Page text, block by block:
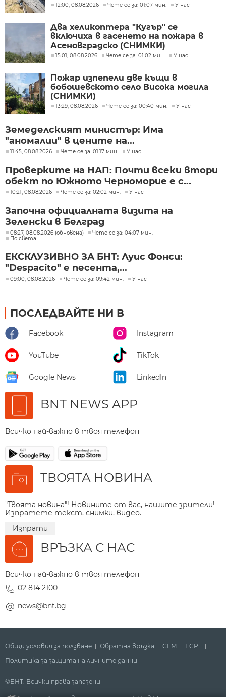
12:00, 08.08.2026 Чете се за: 01:07 мин. У нас
Два хеликоптера "Кугър" се
включиха в гасенето на пожара в
Асеновградско (СНИМКИ)
15:01, 08.08.2026 Чете се за: 01:02 мин. У нас
Пожар изпепели две къщи в
бобошевското село Висока могила
(СНИМКИ)
13:29, 08.08.2026 Чете се за: 00:40 мин. У нас
Земеделският министър: Има
"аномалии" в цените на...
11:45, 08.08.2026 Чете се за: 01:17 мин. У нас
Проверките на НАП: Почти всеки втори
обект по Южното Черноморие е с...
10:21, 08.08.2026 Чете се за: 02:02 мин. У нас
Започна официалната визита на
Зеленски в Белград
08:27, 08.08.2026 (обновена)
Чете се за: 04:07 мин.
По света
ЕКСКЛУЗИВНО ЗА БНТ: Луис Фонси:
"Despacito" е песента,...
09:00, 08.08.2026 Чете се за: 09:42 мин. У нас
ПОСЛЕДВАЙТЕ НИ В
Facebook Instagram
YouTube TikTok
Google News LinkedIn
BNT NEWS APP
Всичко най-важно в твоя телефон
ТВОЯТА НОВИНА
"Твоята новина"! Новините от вас, нашите зрители!
Изпратете текст, снимки, видео.
Изпрати
ВРЪЗКА С НАС
Всичко най-важно в твоя телефон
02 814 2100
news@bnt.bg
Общи условия за ползване Обратна връзка СЕМ
ECPT
Политика за защита на личните данни
©БНТ. Всички права запазени